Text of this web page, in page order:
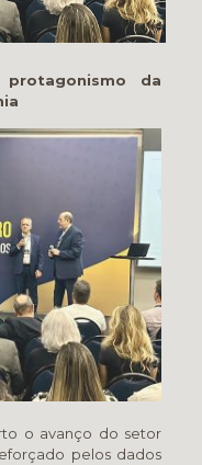
da
o avanço do setor
pelos dados